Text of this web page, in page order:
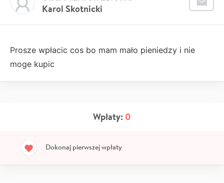
Karol Skotnicki
Prosze wpłacic cos bo mam mało pieniedzy i nie
moge kupic
Wpłaty: 0
Dokonaj pierwszej wpłaty